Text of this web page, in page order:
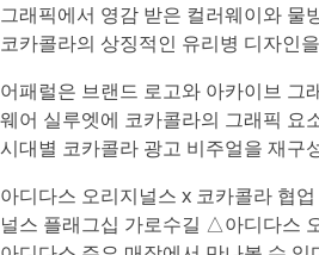
그래픽에서 영감 받은 컬러웨이와 물
코카콜라의 상징적인 유리병 디자인
어패럴은 브랜드 로고와 아카이브 그
웨어 실루엣에 코카콜라의 그래픽 요
시대별 코카콜라 광고 비주얼을 재구
아디다스 오리지널스 x 코카콜라 협
널스 플래그십 가로수길 △아디다스